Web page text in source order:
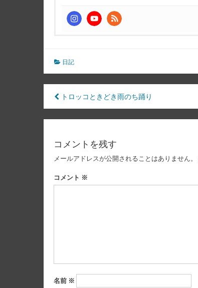
日記
投
稿
ビ
ゲ
ー
トロッコときどき雨のち踊り
コメントを残す
メールアドレスが公開されることはありません。
コメント ※
名前 ※